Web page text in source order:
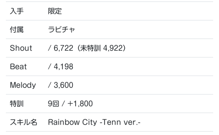
入手 限定
付属 ラビチャ
Shout / 6,722（未特訓 4,922）
Beat / 4,198
Melody / 3,600
特訓 9回 / +1,800
スキル名 Rainbow City -Tenn ver.-